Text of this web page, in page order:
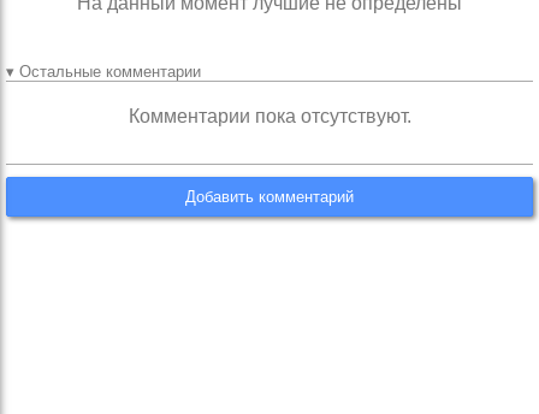
▾ Остальные комментарии
Комментарии пока отсутствуют.
Добавить комментарий